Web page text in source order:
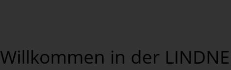
Willkommen in der